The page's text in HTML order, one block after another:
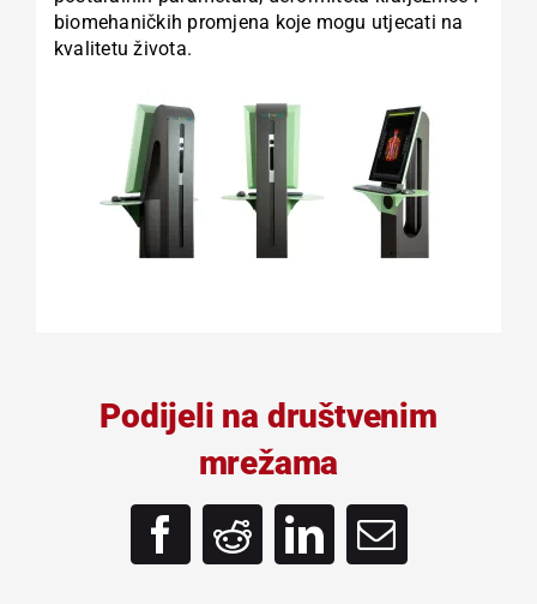
biomehaničkih promjena koje mogu utjecati na
kvalitetu života.
Podijeli na društvenim
mrežama